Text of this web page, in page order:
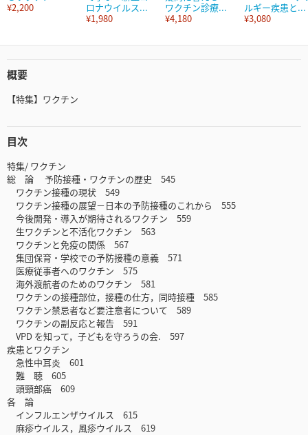
¥2,200
ロナウイルス...
¥1,980
ワクチン診療...
¥4,180
ルギー疾患と...
¥3,080
概要
【特集】ワクチン
目次
特集/ ワクチン
総 論 予防接種・ワクチンの歴史 545
ワクチン接種の現状 549
ワクチン接種の展望－日本の予防接種のこれから 555
今後開発・導入が期待されるワクチン 559
生ワクチンと不活化ワクチン 563
ワクチンと免疫の関係 567
集団保育・学校での予防接種の意義 571
医療従事者へのワクチン 575
海外渡航者のためのワクチン 581
ワクチンの接種部位，接種の仕方，同時接種 585
ワクチン禁忌者など要注意者について 589
ワクチンの副反応と報告 591
VPD を知って，子どもを守ろうの会. 597
疾患とワクチン
急性中耳炎 601
難 聴 605
頭頸部癌 609
各 論
インフルエンザウイルス 615
麻疹ウイルス，風疹ウイルス 619